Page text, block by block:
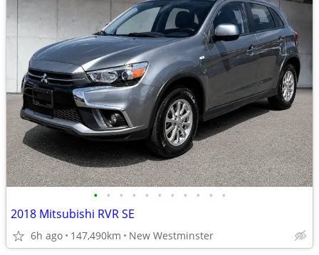
• • • • • • • • • • •
2018 Mitsubishi RVR SE
6h ago 147,490km New Westminster